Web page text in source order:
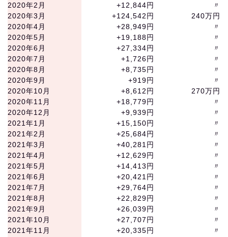
2020年2月
+12,844円
〃
2020年3月
+124,542円
240万円
2020年4月
+28,949円
〃
2020年5月
+19,188円
〃
2020年6月
+27,334円
〃
2020年7月
+1,726円
〃
2020年8月
+8,735円
〃
2020年9月
+919円
〃
2020年10月
+8,612円
270万円
2020年11月
+18,779円
〃
2020年12月
+9,939円
〃
2021年1月
+15,150円
〃
2021年2月
+25,684円
〃
2021年3月
+40,281円
〃
2021年4月
+12,629円
〃
2021年5月
+14,413円
〃
2021年6月
+20,421円
〃
2021年7月
+29,764円
〃
2021年8月
+22,829円
〃
2021年9月
+26,039円
〃
2021年10月
+27,707円
〃
2021年11月
+20,335円
〃